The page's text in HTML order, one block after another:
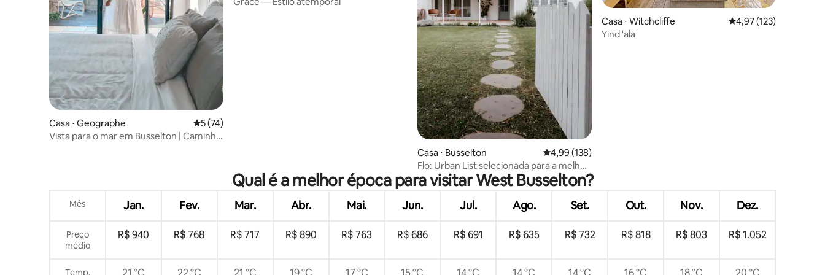
Casa ⋅ Geographe 5 de uma avaliação média de 5, 74 avaliações
5 (74)
Vista para o mar em Busselton | Caminhe
Casa ⋅ Busselton 4,99 de uma avaliação média de 5, 138 avaliações
4,99 (138)
Flo: Urban List selecionada para a melhor
estadia em família
Casa ⋅ Witchcliffe 4,97 de uma avaliação
4,97 (123)
Yind 'ala
Qual é a melhor época para visitar West Busselton?
Mês Jan. Fev. Mar. Abr. Mai. Jun. Jul. Ago. Set. Out. Nov. Dez.
Preço
médio
R$ 940 R$ 768 R$ 717 R$ 890 R$ 763 R$ 686 R$ 691 R$ 635 R$ 732 R$ 818 R$ 803 R$ 1.052
Temp.